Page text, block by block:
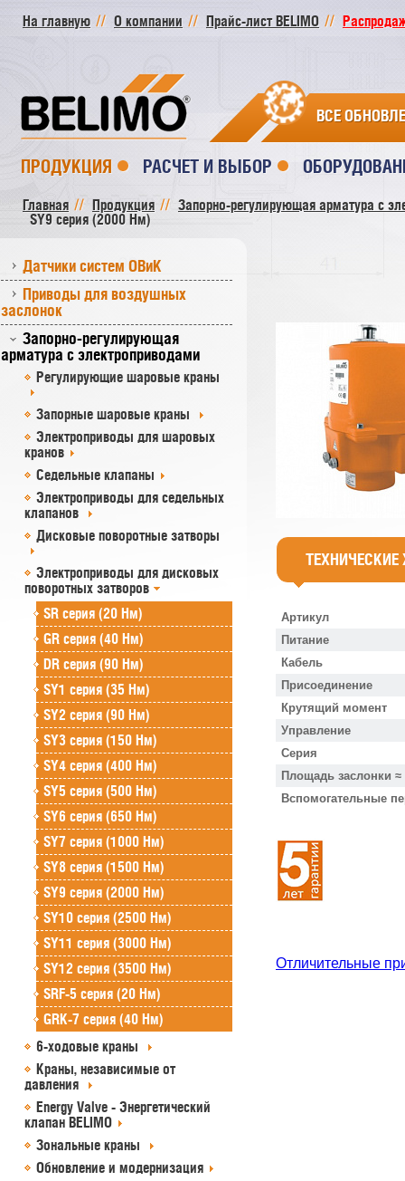
На главную О компании Прайс-лист BELIMO
ВСЕ
ПРОДУКЦИЯ РАСЧЕТ И ВЫБОР
Главная Продукция
Запорно-регулирующая арматура с
SY9 серия (2000 Нм)
Датчики систем ОВиК
Приводы для воздушных
заслонок
Запорно-регулирующая
арматура с электроприводами
Регулирующие шаровые краны
Запорные шаровые краны
Электроприводы для шаровых
кранов
Седельные клапаны
Электроприводы для седельных
клапанов
Дисковые поворотные затворы
Электроприводы для дисковых
поворотных затворов
SR cерия (20 Нм)
GR cерия (40 Нм)
DR серия (90 Нм)
SY1 серия (35 Нм)
SY2 серия (90 Нм)
SY3 серия (150 Нм)
SY4 серия (400 Нм)
SY5 серия (500 Нм)
SY6 серия (650 Нм)
SY7 серия (1000 Нм)
SY8 серия (1500 Нм)
SY9 серия (2000 Нм)
SY10 серия (2500 Нм)
SY11 серия (3000 Нм)
SY12 серия (3500 Нм)
SRF-5 серия (20 Нм)
GRK-7 серия (40 Нм)
6-ходовые краны
Краны, независимые от
давления
Energy Valve - Энергетический
клапан BELIMO
Зональные краны
Обновление и модернизация
Артикул
Питание
Кабель
Присоединение
Крутящий момент
Управление
Серия
Площадь заслонки ≈
Вспомогательные
Отличительные